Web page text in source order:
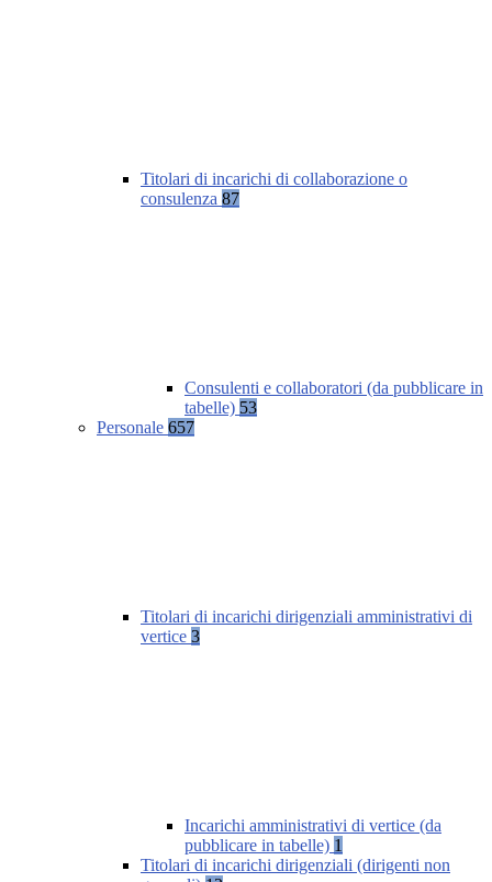
Titolari di incarichi di collaborazione o
consulenza 87
Consulenti e collaboratori (da pubblicare in
tabelle) 53
Personale 657
Titolari di incarichi dirigenziali amministrativi di
vertice 3
Incarichi amministrativi di vertice (da
pubblicare in tabelle) 1
Titolari di incarichi dirigenziali (dirigenti non